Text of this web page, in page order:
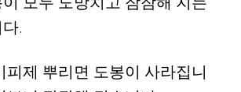
.
피제 뿌리면 도봉이 사라집니